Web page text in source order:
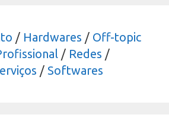
/ Hardwares / Off-topic
/ Redes /
/ Softwares